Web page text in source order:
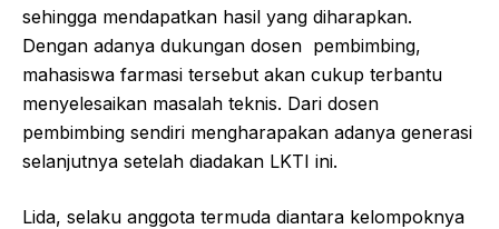
sehingga mendapatkan hasil yang diharapkan.
Dengan adanya dukungan dosen pembimbing,
mahasiswa farmasi tersebut akan cukup terbantu
menyelesaikan masalah teknis. Dari dosen
pembimbing sendiri mengharapakan adanya generasi
selanjutnya setelah diadakan LKTI ini.
Lida, selaku anggota termuda diantara kelompoknya